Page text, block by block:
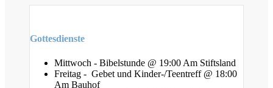
Gottesdienste
Mittwoch - Bibelstunde @ 19:00 Am Stiftsland
Freitag - Gebet und Kinder-/Teentreff @ 18:00
Am Bauhof